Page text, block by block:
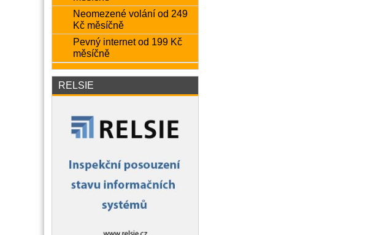
Neomezené volání od 249
Kč měsíčně
Pevný internet od 199 Kč
měsíčně
RELSIE